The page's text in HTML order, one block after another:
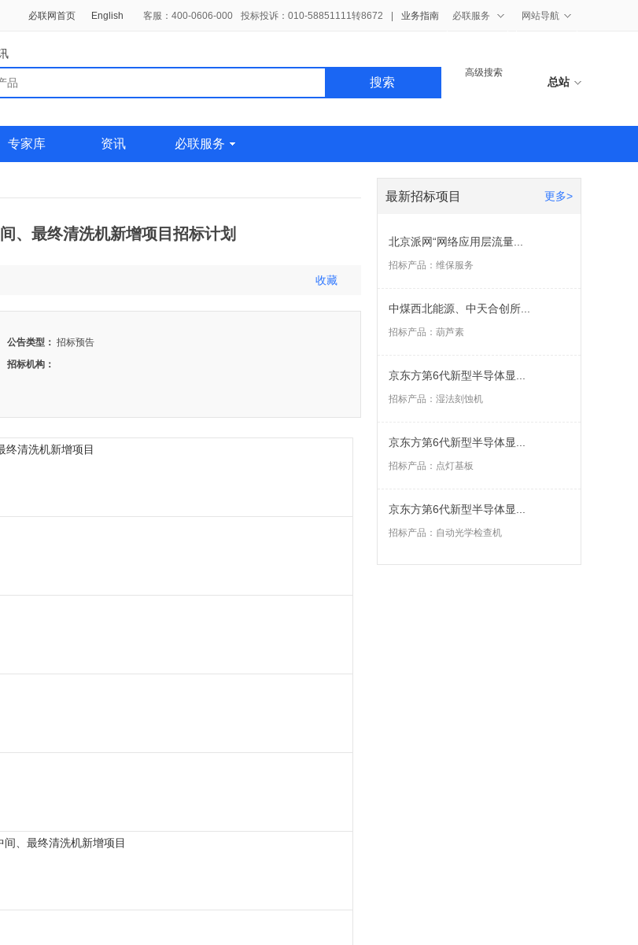
必联网首页 English 客服：400-0606-000 投标投诉：010-58851111转8672 业务指南 必联服务 网站导航
搜索
高级搜索
总站
专家库 资讯 必联服务
、最终清洗机新增项目招标计划
收藏
公告类型： 招标预告
招标机构：
终清洗机新增项目
、最终清洗机新增项目
最新招标项目 更多>
北京派网“网络应用层流量...
招标产品： 维保服务
中煤西北能源、中天合创所...
招标产品： 葫芦素
京东方第6代新型半导体显...
招标产品： 湿法刻蚀机
京东方第6代新型半导体显...
招标产品： 点灯基板
京东方第6代新型半导体显...
招标产品： 自动光学检查机